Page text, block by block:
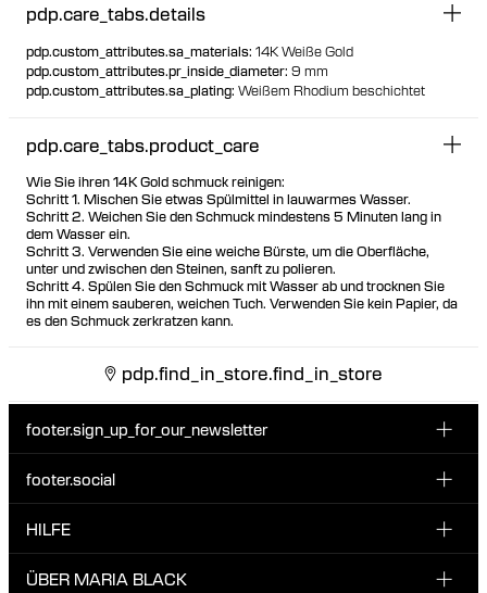
pdp.care_tabs.details
pdp.custom_attributes.sa_materials: 14K Weiße Gold
pdp.custom_attributes.pr_inside_diameter: 9 mm
pdp.custom_attributes.sa_plating: Weißem Rhodium beschichtet
pdp.care_tabs.product_care
Wie Sie ihren 14K Gold schmuck reinigen:
Schritt 1. Mischen Sie etwas Spülmittel in lauwarmes Wasser.
Schritt 2. Weichen Sie den Schmuck mindestens 5 Minuten lang in
dem Wasser ein.
Schritt 3. Verwenden Sie eine weiche Bürste, um die Oberfläche,
unter und zwischen den Steinen, sanft zu polieren.
Schritt 4. Spülen Sie den Schmuck mit Wasser ab und trocknen Sie
ihn mit einem sauberen, weichen Tuch. Verwenden Sie kein Papier, da
es den Schmuck zerkratzen kann.
pdp.find_in_store.find_in_store
footer.sign_up_for_our_newsletter
Melde dich für unseren Newsletter an und erhalte 10 %
footer.social
INSTAGRAM
HILFE
KUNDENSERVICE & KONTAKT
ÜBER MARIA BLACK